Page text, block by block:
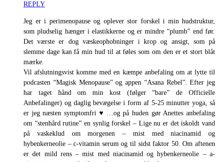
REPLY
Jeg er i perimenopause og oplever stor forskel i min hudstruktur,
som pludselig hænger i elastikkerne og er mindre “plumb” end før.
Det værste er dog væskeophobninger i krop og ansigt, som på
slemme dage kan få min hud til at føles som om den er et stort blåt
mærke.
Vil afslutningsvist komme med en kæmpe anbefaling om at lytte til
podcasten “Magisk Menopause” og appen “Asana Rebel”. Efter jeg
har taget hånd om min kost (følger “bare” de Officielle
Anbefalinger) og daglig bevægelse i form af 5-25 minutter yoga, så
er jeg næsten symptomfri ♥ …og på huden gør Anettes anbefaling
om “stenhård rutine” en synlig forskel – Lige nu er det iskoldt vand
på vaskeklud om morgenen – mist med niacinamid og
hybenkerneolie – c-vitamin serum og til sidst faktor 50. Om aftenen
er det mild rens – mist med niacinamid og hybenkerneolie – a-